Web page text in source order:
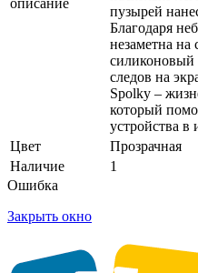
пузырей
Благодаря
незаметна на
силиконовый
следов на
Spolky –
который
устройства в
Цвет
Прозрачная
Наличие
1
Ошибка
Закрыть окно